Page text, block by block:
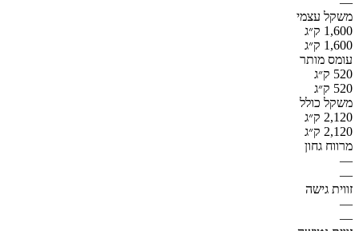
משקל עצמי
1,600 ק״ג
1,600 ק״ג
עומס מותר
520 ק״ג
520 ק״ג
משקל כולל
2,120 ק״ג
2,120 ק״ג
מרווח גחון
—
—
זווית גישה
—
—